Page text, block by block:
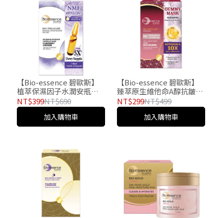
【Bio-essence 碧歐斯】
植萃保濕因子水潤安瓶面
膜25mlX7
NT$399NT$690
加入購物車
【Bio-essence 碧歐斯】
臻萃原生維他命A醇抗皺面
膜25mlx4
NT$299NT$499
加入購物車